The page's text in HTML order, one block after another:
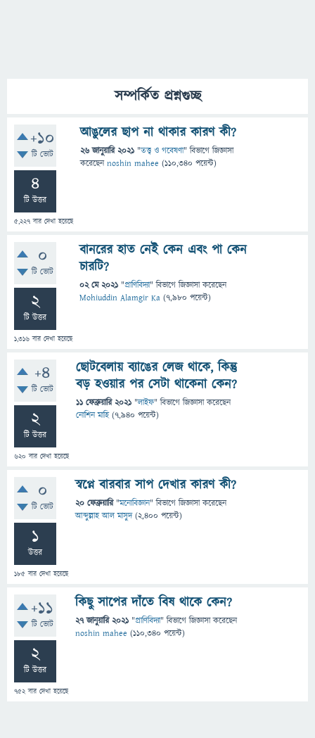
সম্পর্কিত প্রশ্নগুচ্ছ
+10
টি ভোট
4
টি উত্তর
5,227 বার দেখা হয়েছে
আঙুলের ছাপ না থাকার কারণ কী?
26 জানুয়ারি 2021 "তত্ত্ব ও গবেষণা" বিভাগে জিজ্ঞাসা
করেছেনnoshin mahee (110,340 পয়েন্ট)
0
টি ভোট
2
টি উত্তর
1,316 বার দেখা হয়েছে
বানরের হাত নেই কেন এবং পা কেন
চারটি?
02 মে 2021 "প্রাণিবিদ্যা" বিভাগে জিজ্ঞাসাকরেছেন
Mohiuddin Alamgir Ka (7,980 পয়েন্ট)
+4
টি ভোট
2
টি উত্তর
620 বার দেখা হয়েছে
ছোটবেলায় ব্যাঙের লেজ থাকে, কিন্তু
বড় হওয়ার পর সেটা থাকেনা কেন?
11 ফেব্রুয়ারি 2021 "লাইফ" বিভাগে জিজ্ঞাসাকরেছেন
নোশিন মাহি (7,940 পয়েন্ট)
0
টি ভোট
1
উত্তর
185 বার দেখা হয়েছে
স্বপ্নে বারবার সাপ দেখার কারণ কী?
20 ফেব্রুয়ারি "মনোবিজ্ঞান" বিভাগে জিজ্ঞাসাকরেছেন
আব্দুল্লাহ আল মাসুদ (2,400 পয়েন্ট)
+11
টি ভোট
2
টি উত্তর
752বার দেখা হয়েছে
কিছু সাপের দাঁতে বিষ থাকে কেন?
27 জানুয়ারি 2021 "প্রাণিবিদ্যা" বিভাগে জিজ্ঞাসাকরেছেন
noshin mahee (110,340 পয়েন্ট)